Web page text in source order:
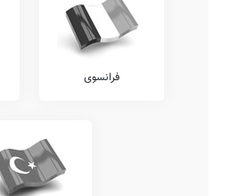
فرانسوی